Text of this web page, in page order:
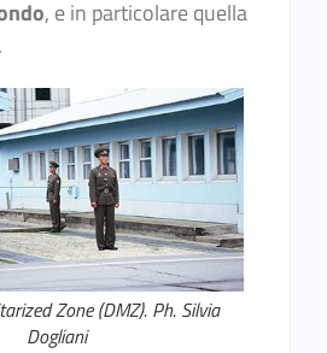
, e in particolare quella
.
Zone (DMZ). Ph. Silvia
Dogliani